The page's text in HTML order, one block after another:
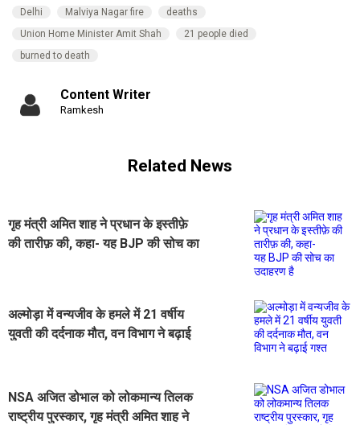
Delhi Malviya Nagar fire
deaths
Union Home Minister Amit Shah
21 people died
burned to death
Content Writer
Ramkesh
Related News
गृह मंत्री अमित शाह ने प्रधान के इस्तीफ़े
की तारीफ़ की, कहा- यह BJP की सोच का
अल्मोड़ा में वन्यजीव के हमले में 21 वर्षीय
युवती की दर्दनाक मौत, वन विभाग ने बढ़ाई
NSA अजित डोभाल को लोकमान्य तिलक
राष्ट्रीय पुरस्कार, गृह मंत्री अमित शाह ने